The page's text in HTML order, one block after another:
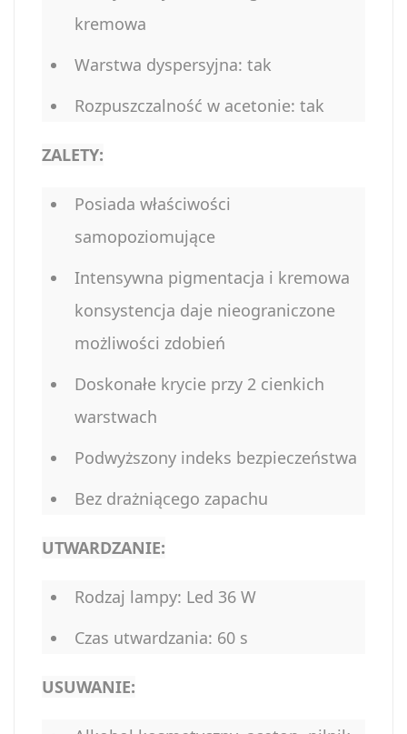
kremowa
Warstwa dyspersyjna: tak
Rozpuszczalność w acetonie: tak
ZALETY:
Posiada właściwości
samopoziomujące
Intensywna pigmentacja i kremowa
konsystencja daje nieograniczone
możliwości zdobień
Doskonałe krycie przy 2 cienkich
warstwach
Podwyższony indeks bezpieczeństwa
Bez drażniącego zapachu
UTWARDZANIE:
Rodzaj lampy: Led 36 W
Czas utwardzania: 60 s
USUWANIE: